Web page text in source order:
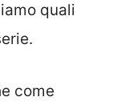
quali
come